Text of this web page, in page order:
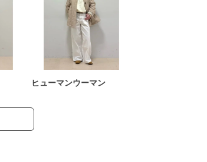
ヒューマンウーマン